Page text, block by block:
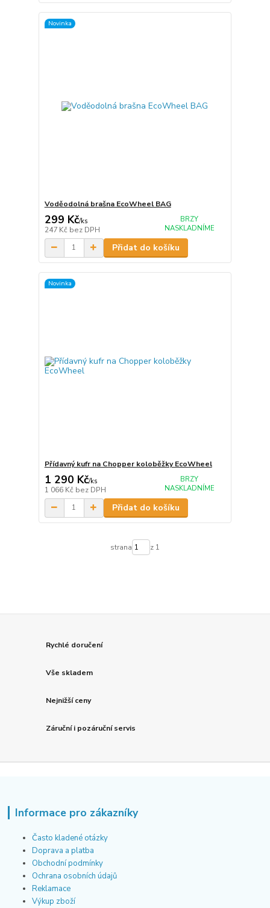
Novinka
Voděodolná brašna EcoWheel BAG
299 Kč/ks
247 Kč bez DPH
BRZY
NASKLADNÍME
Přidat do košíku
Novinka
Přídavný kufr na Chopper koloběžky EcoWheel
1 290 Kč/ks
1 066 Kč bez DPH
BRZY
NASKLADNÍME
Přidat do košíku
strana z 1
Rychlé doručení
Vše skladem
Nejnižší ceny
Záruční i pozáruční servis
Informace pro zákazníky
Často kladené otázky
Doprava a platba
Obchodní podmínky
Ochrana osobních údajů
Reklamace
Výkup zboží